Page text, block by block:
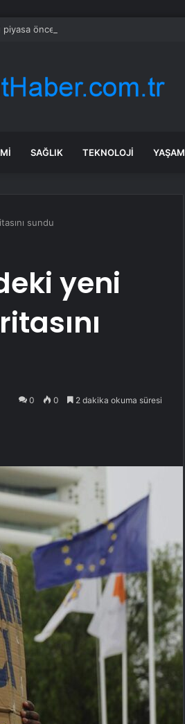
öncesi yükselişe liderlik etti
SAĞLIK TEKNOLOJI YAŞAM
sundu
yeni
0 0 2 dakika okuma süresi